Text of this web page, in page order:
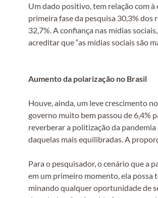
Um dado positivo, tem relação com
primeira fase da pesquisa 30,3% dos
32,7%. A confiança nas mídias
acreditar que “as mídias sociais são
Aumento da polarização no Brasil
Houve, ainda, um leve crescimento
governo muito bem passou de 6,4%
reverberar a politização da
daquelas mais equilibradas. A
Para o pesquisador, o cenário que a
em um primeiro momento, ela
minando qualquer oportunidade de